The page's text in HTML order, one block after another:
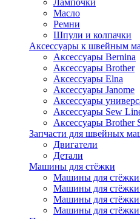
Лампочки
Масло
Ремни
Шпули и колпачки
Аксессуары к швейным
Аксессуары Bernina
Аксессуары Brother
Аксессуары Elna
Аксессуары Janome
Аксессуары
Аксессуары Sew
Аксессуары Brother
Запчасти для швейных
Двигатели
Детали
Машины для стёжки
Машины для стёжки
Машины для стёжки
Машины для стёжки
Машины для стёжки